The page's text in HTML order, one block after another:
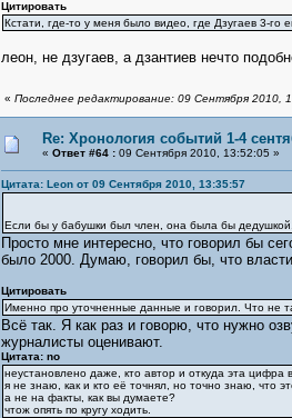
Цитировать
Кстати, где-то у меня было видео, где Дзугаев 3-го
леон, не дзугаев, а дзантиев нечто
« Последнее редактирование: 09 Сентября 2010,
Re: Хронология событий 1-4
« Ответ #64 :09 Сентября 2010, 13:52:05 »
Цитата: Leon от 09 Сентября 2010, 13:35:57
Если бы у бабушки был член, она была бы
Просто мне интересно, что говорил бы
было 2000. Думаю, говорил бы, что
Цитировать
Именно про уточненные данные и говорил. Что не
Всё так. Я как раз и говорю, что нужно
журналисты оценивают.
Цитата: no
неустановлено даже, кто автор и откуда эта цифра
я не знаю, как и кто её точнял, но точно знаю, что
а не на факты, как вы думаете?
чтож опять по кругу ходить.